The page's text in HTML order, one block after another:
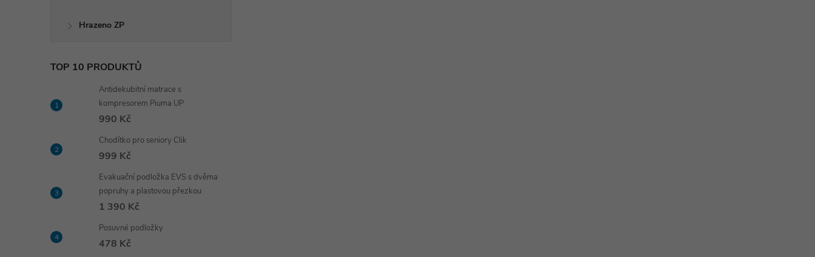
Hrazeno ZP
TOP 10 PRODUKTŮ
Antidekubitní matrace s
kompresorem Piuma UP
990 Kč
Chodítko pro seniory Clik
999 Kč
Evakuační podložka EVS s dvěma
popruhy a plastovou přezkou
1 390 Kč
Posuvné podložky
478 Kč